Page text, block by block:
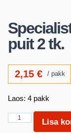
puit 2 tk.
2,15€ pakk
Laos: 4 pakk
Lisa